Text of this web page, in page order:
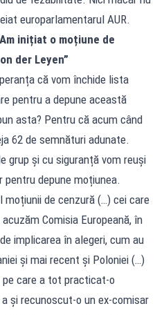
europarlamentarul AUR.
inițiat o moțiune de
der Leyen”
că vom închide lista
pentru a depune această
asta? Pentru că acum când
62 de semnături adunate.
grup și cu siguranță vom reuși
depune moțiunea.
moțiunii de cenzură (…) cei care
Comisia Europeană, în
implicarea în alegeri, cum au
și mai recent și Poloniei (…)
pe care a tot practicat-o
și recunoscut-o un ex-comisar